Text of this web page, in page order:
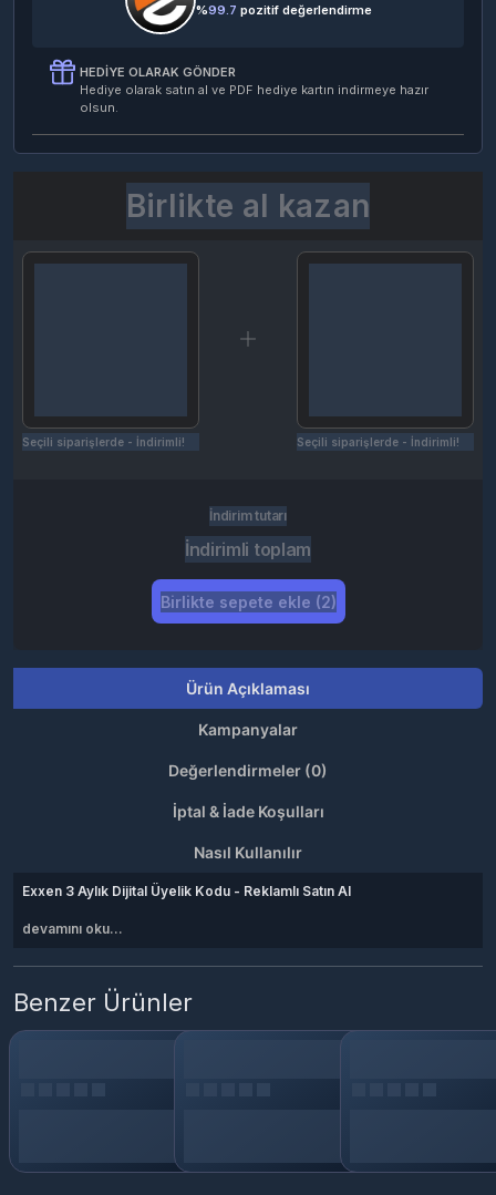
%99.7 pozitif değerlendirme
HEDIYE OLARAK GÖNDER
Hediye olarak satın al ve PDF hediye kartın indirmeye hazır
olsun.
Birlikte al kazan
Seçili siparişlerde - İndirimli! Seçili siparişlerde - İndirimli!
İndirim tutarı
İndirimli toplam
Birlikte sepete ekle (2)
Ürün Açıklaması
Kampanyalar
Değerlendirmeler (0)
İptal & İade Koşulları
Nasıl Kullanılır
Exxen 3 Aylık Dijital Üyelik Kodu - Reklamlı Satın Al
devamını oku...
Benzer Ürünler